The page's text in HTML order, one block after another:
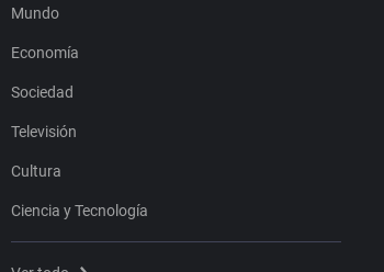
Mundo
Economía
Sociedad
Televisión
Cultura
Ciencia y Tecnología